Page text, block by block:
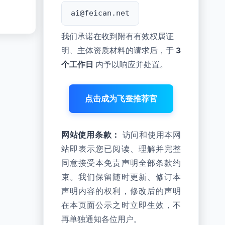
ai@feican.net
我们承诺在收到附有有效权属证
明、主体资质材料的请求后，于 3
个工作日 内予以响应并处置。
点击成为飞蚕推荐官
网站使用条款：
访问和使用本网
站即表示您已阅读、理解并完整
同意接受本免责声明全部条款约
束。我们保留随时更新、修订本
声明内容的权利，修改后的声明
在本页面公示之时立即生效，不
再单独通知各位用户。